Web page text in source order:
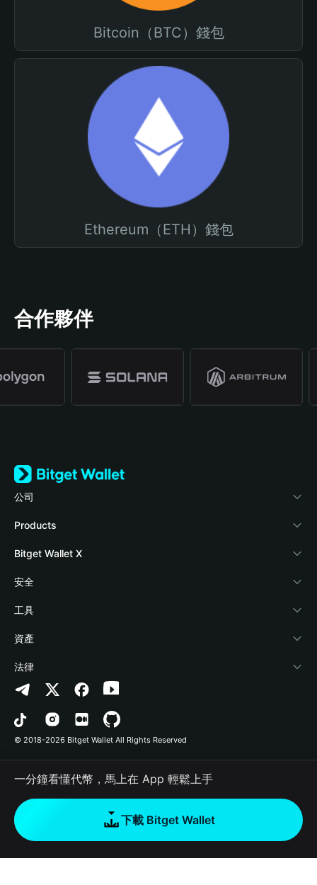
Bitcoin（BTC）錢包
Ethereum（ETH）錢包
合作夥伴
公司
關於 Bitget Wallet
部落格
學院
加密資訊
幫助中心
‌聯繫我們
品牌資源
工作機會
Products
Crypto Card
Stablecoin Earn
Payfi Crypto
Crypto Swap API
Altcoin Season Index
Prediction Markets
DApp
RWA
如何購買加密貨幣
Bitget Wallet X
開發者文件
連接錢包
Bitget Wallet Pay
合作上架
安全
風險保障基金
安全防護技術
工具
快捷買幣
授權檢測
合約檢測
批次轉帳
資產
Arbitrum
Avalanche
Bitcoin
Polygon
法律
隱私協議
用戶使用協議
© 2018-2026 Bitget Wallet All Rights Reserved
一分鐘看懂代幣，馬上在 App 輕鬆上手
下載 Bitget Wallet